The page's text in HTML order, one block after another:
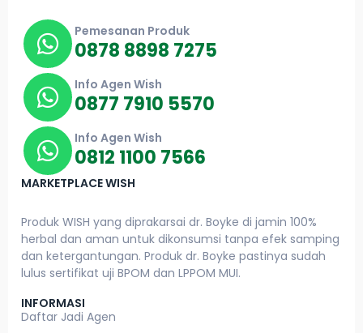
0878 8898 7275
Pemesanan Produk
0877 7910 5570
Info Agen Wish
0812 1100 7566
Info Agen Wish
MARKETPLACE WISH
Produk WISH yang diprakarsai dr. Boyke di jamin 100%
herbal dan aman untuk dikonsumsi tanpa efek samping
dan ketergantungan. Produk dr. Boyke pastinya sudah
lulus sertifikat uji BPOM dan LPPOM MUI.
INFORMASI
Daftar Jadi Agen